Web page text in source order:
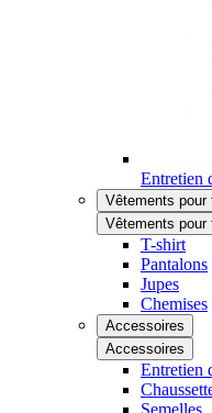
Entretien
Vêtements pour
Vêtements pour
T-shirt
Pantalons
Jupes
Chemises
Accessoires
Accessoires
Entretien
Semelles